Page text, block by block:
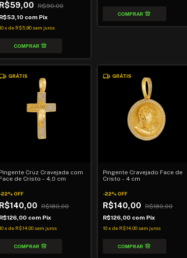
R$59,00
R$90,00
R$53,10 com Pix
x de R$5,90 sem juros
GRÁTIS
Cruz Cravejada com
de Cristo - 4,0 cm
-22% OFF
R$140,00
R$180,00
R$126,00 com Pix
x de R$14,00 sem juros
GRÁTIS
Pingente Cravejado Face de
Cristo - 4 cm
-22%OFF
R$140,00
R$180,00
R$126,00 com Pix
10xde R$14,00 sem juros